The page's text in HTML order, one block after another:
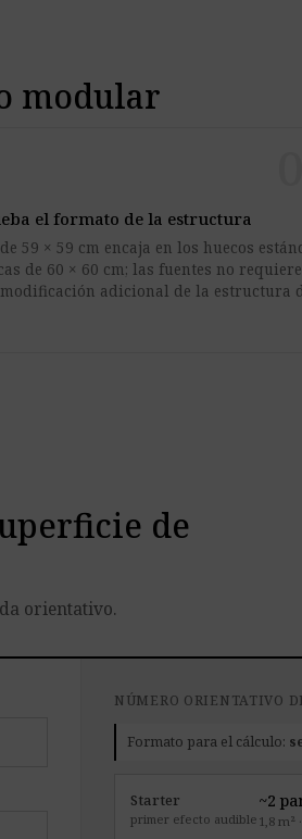
modular
el formato de la estructura
59 × 59 cm encaja en los huecos
de 60 × 60 cm; las fuentes no
adicional de la estructura
de
orientativo.
NÚMERO ORIENTATIVO
Formato para el cálculo:
Starter
primer efecto audible
~2
1,8 m²